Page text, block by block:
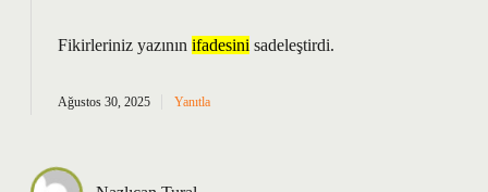
Fikirleriniz yazının ifadesini sadeleştirdi.
Ağustos 30, 2025 Yanıtla